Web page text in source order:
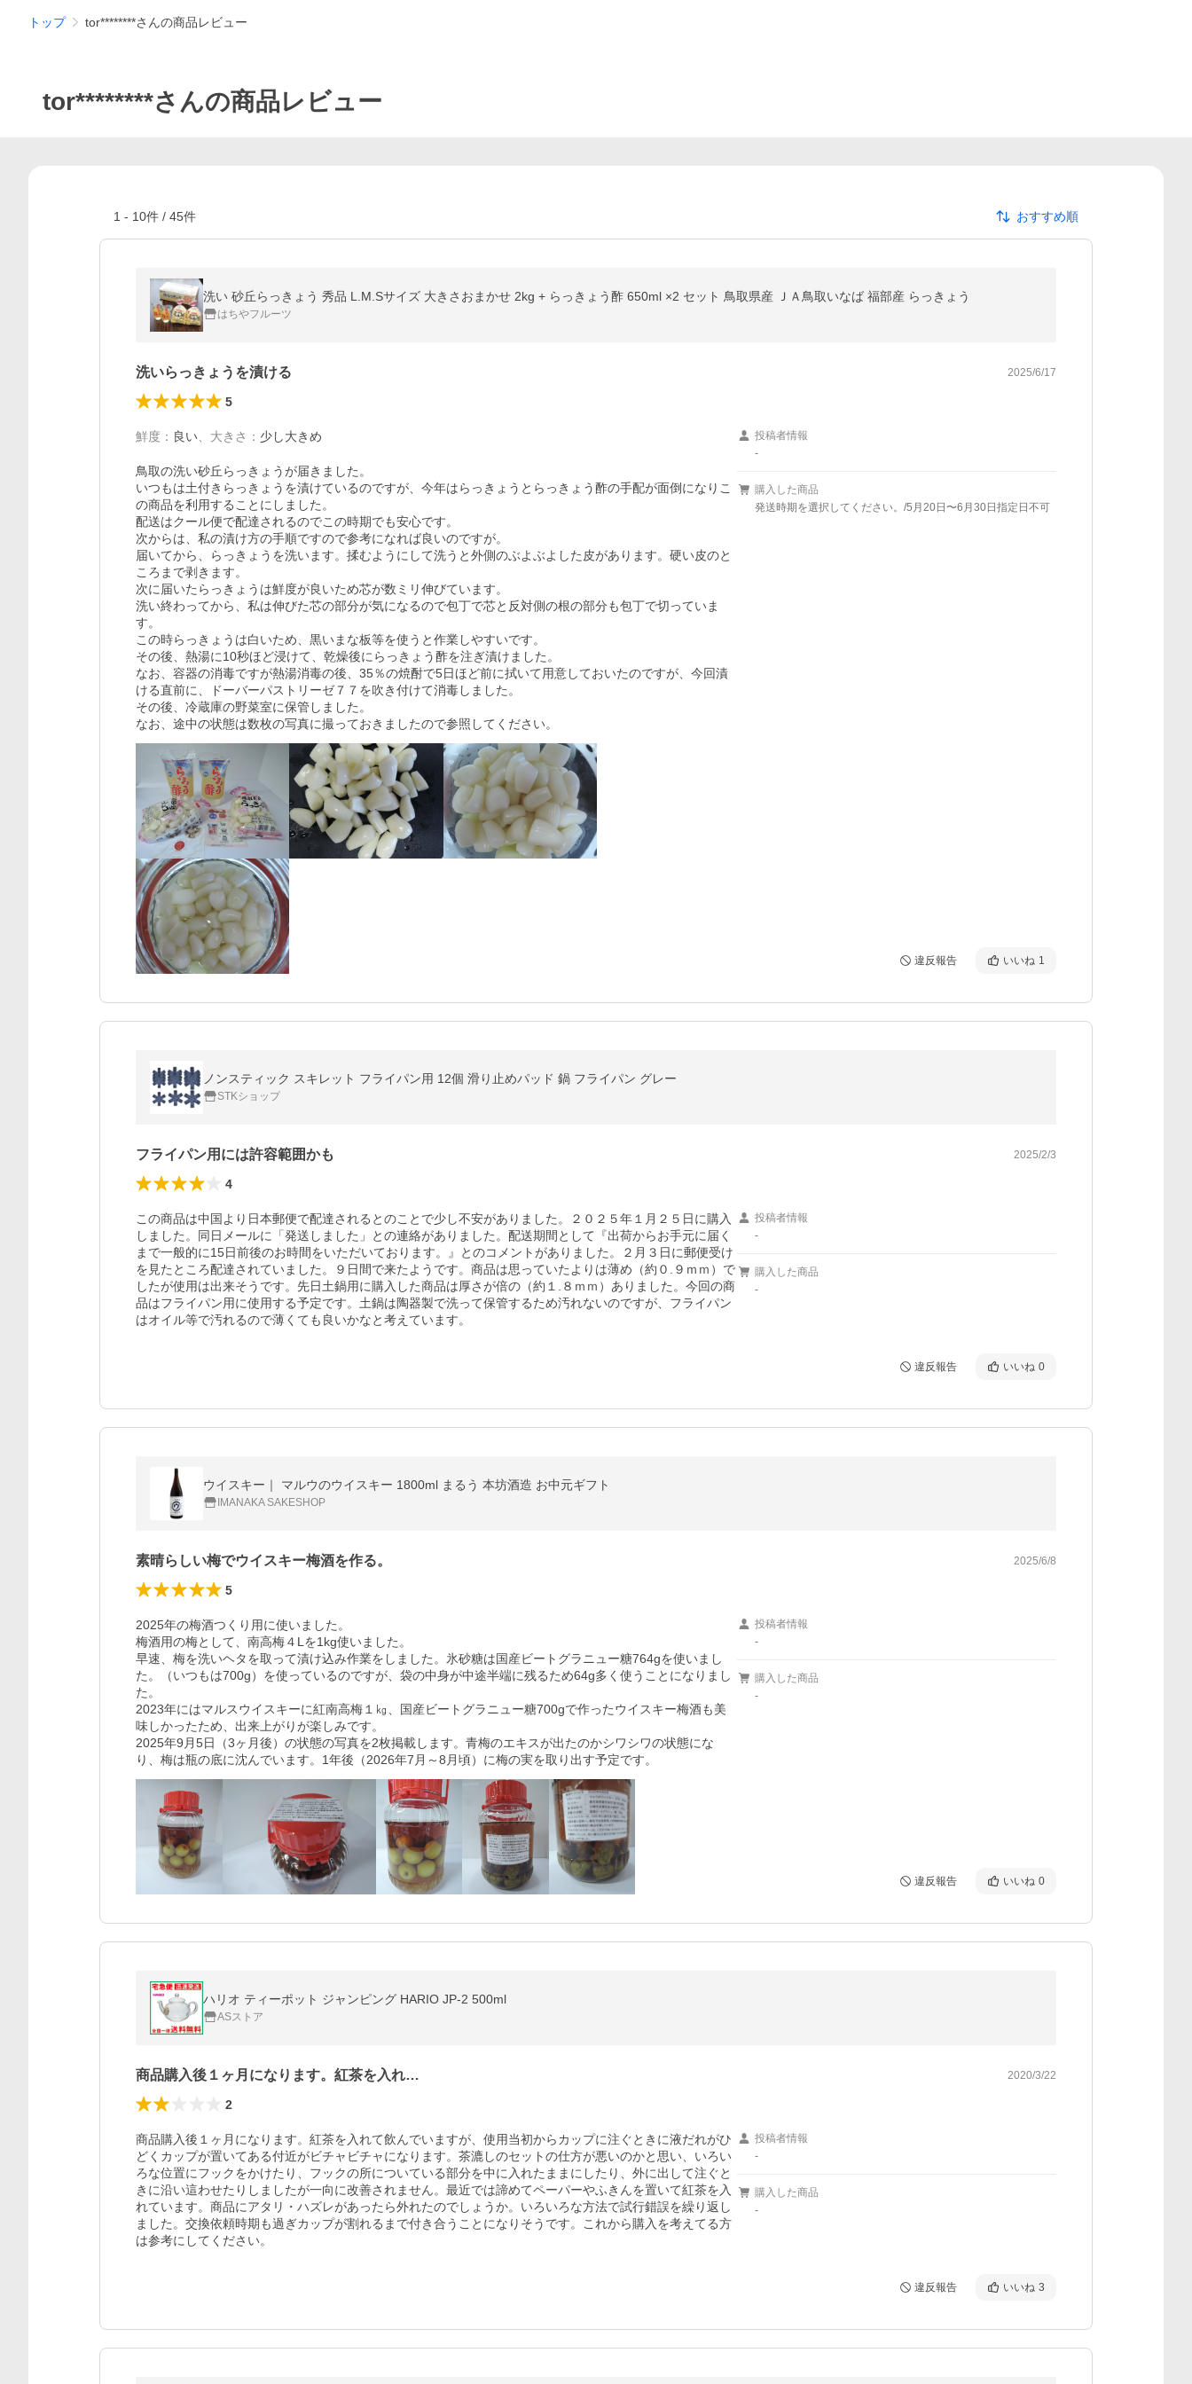
トップ tor********さんの商品レビュー
tor********さんの商品レビュー
1 - 10件 / 45件 おすすめ順
洗い 砂丘らっきょう 秀品 L.M.Sサイズ 大きさおまかせ 2kg + らっきょう酢 650ml ×2 セット 鳥取県産 ＪＡ鳥取いなば 福部産 らっきょう
はちやフルーツ
洗いらっきょうを漬ける 2025/6/17
5
鮮度 ： 良い 大きさ ： 少し大きめ
鳥取の洗い砂丘らっきょうが届きました。
いつもは土付きらっきょうを漬けているのですが、今年はらっきょうとらっきょう酢の手配が面倒になりこ
の商品を利用することにしました。
配送はクール便で配達されるのでこの時期でも安心です。
次からは、私の漬け方の手順ですので参考になれば良いのですが。
届いてから、らっきょうを洗います。揉むようにして洗うと外側のぶよぶよした皮があります。硬い皮のと
ころまで剥きます。
次に届いたらっきょうは鮮度が良いため芯が数ミリ伸びています。
洗い終わってから、私は伸びた芯の部分が気になるので包丁で芯と反対側の根の部分も包丁で切っていま
す。
この時らっきょうは白いため、黒いまな板等を使うと作業しやすいです。
その後、熱湯に10秒ほど浸けて、乾燥後にらっきょう酢を注ぎ漬けました。
なお、容器の消毒ですが熱湯消毒の後、35％の焼酎で5日ほど前に拭いて用意しておいたのですが、今回漬
ける直前に、ドーバーパストリーゼ７７を吹き付けて消毒しました。
その後、冷蔵庫の野菜室に保管しました。
なお、途中の状態は数枚の写真に撮っておきましたので参照してください。
投稿者情報
-
購入した商品
発送時期を選択してください。/5月20日〜6月30日指定日不可
違反報告 いいね 1
ノンスティック スキレット フライパン用 12個 滑り止めパッド 鍋 フライパン グレー
STKショップ
フライパン用には許容範囲かも 2025/2/3
4
この商品は中国より日本郵便で配達されるとのことで少し不安がありました。２０２５年１月２５日に購入
しました。同日メールに「発送しました」との連絡がありました。配送期間として『出荷からお手元に届く
まで一般的に15日前後のお時間をいただいております。』とのコメントがありました。２月３日に郵便受け
を見たところ配達されていました。９日間で来たようです。商品は思っていたよりは薄め（約０.９ｍｍ）で
したが使用は出来そうです。先日土鍋用に購入した商品は厚さが倍の（約１.８ｍｍ）ありました。今回の商
品はフライパン用に使用する予定です。土鍋は陶器製で洗って保管するため汚れないのですが、フライパン
はオイル等で汚れるので薄くても良いかなと考えています。
投稿者情報
-
購入した商品
-
違反報告 いいね 0
ウイスキー｜ マルウのウイスキー 1800ml まるう 本坊酒造 お中元ギフト
IMANAKA SAKESHOP
素晴らしい梅でウイスキー梅酒を作る。 2025/6/8
5
2025年の梅酒つくり用に使いました。
梅酒用の梅として、南高梅４Lを1kg使いました。
早速、梅を洗いヘタを取って漬け込み作業をしました。氷砂糖は国産ビートグラニュー糖764gを使いまし
た。（いつもは700g）を使っているのですが、袋の中身が中途半端に残るため64g多く使うことになりまし
た。
2023年にはマルスウイスキーに紅南高梅１㎏、国産ビートグラニュー糖700gで作ったウイスキー梅酒も美
味しかったため、出来上がりが楽しみです。
2025年9月5日（3ヶ月後）の状態の写真を2枚掲載します。青梅のエキスが出たのかシワシワの状態にな
り、梅は瓶の底に沈んでいます。1年後（2026年7月～8月頃）に梅の実を取り出す予定です。
投稿者情報
-
購入した商品
-
違反報告 いいね 0
ハリオ ティーポット ジャンピング HARIO JP-2 500ml
ASストア
商品購入後１ヶ月になります。紅茶を入れ… 2020/3/22
2
商品購入後１ヶ月になります。紅茶を入れて飲んでいますが、使用当初からカップに注ぐときに液だれがひ
どくカップが置いてある付近がビチャビチャになります。茶漉しのセットの仕方が悪いのかと思い、いろい
ろな位置にフックをかけたり、フックの所についている部分を中に入れたままにしたり、外に出して注ぐと
きに沿い這わせたりしましたが一向に改善されません。最近では諦めてペーパーやふきんを置いて紅茶を入
れています。商品にアタリ・ハズレがあったら外れたのでしょうか。いろいろな方法で試行錯誤を繰り返し
ました。交換依頼時期も過ぎカップが割れるまで付き合うことになりそうです。これから購入を考えてる方
は参考にしてください。
投稿者情報
-
購入した商品
-
違反報告 いいね 3